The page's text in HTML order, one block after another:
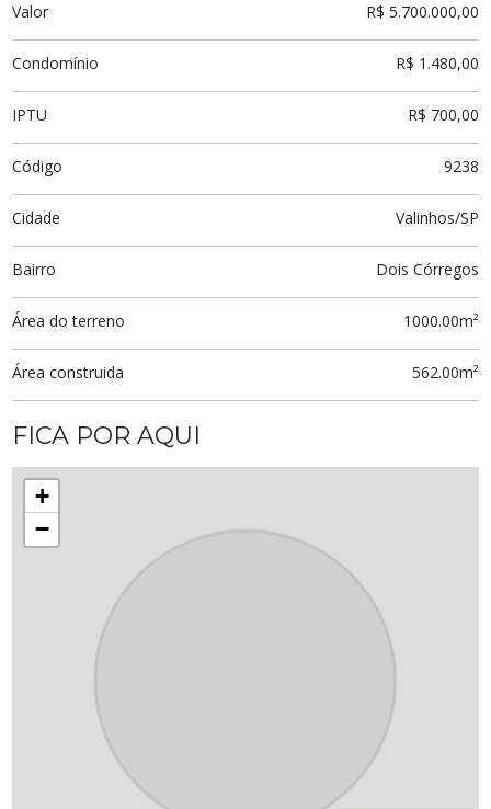
Valor R$ 5.700.000,00
Condomínio R$ 1.480,00
IPTU R$ 700,00
Código 9238
Cidade Valinhos/SP
Bairro Dois Córregos
Área do terreno 1000.00m²
Área construida 562.00m²
FICA POR AQUI
+
−